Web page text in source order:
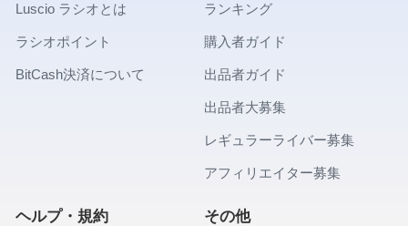
Luscio ラシオとは
ラシオポイント
BitCash決済について
ランキング
購入者ガイド
出品者ガイド
出品者大募集
レギュラーライバー募集
アフィリエイター募集
ヘルプ・規約 その他